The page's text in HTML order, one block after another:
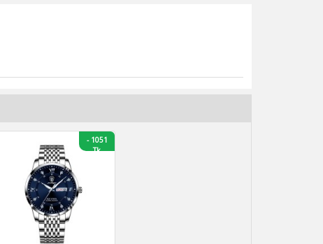
-1051
Tk